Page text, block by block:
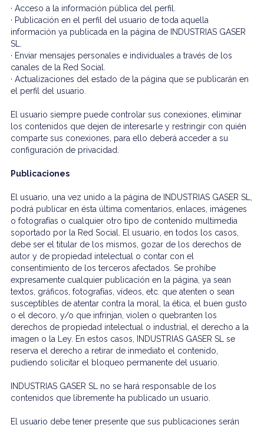
· Acceso a la información pública del perfil.
· Publicación en el perfil del usuario de toda aquella
información ya publicada en la página de INDUSTRIAS GASER
SL.
· Enviar mensajes personales e individuales a través de los
canales de la Red Social.
· Actualizaciones del estado de la página que se publicarán en
el perfil del usuario.
El usuario siempre puede controlar sus conexiones, eliminar
los contenidos que dejen de interesarle y restringir con quién
comparte sus conexiones, para ello deberá acceder a su
configuración de privacidad.
Publicaciones
El usuario, una vez unido a la página de INDUSTRIAS GASER SL,
podrá publicar en ésta última comentarios, enlaces, imágenes
o fotografías o cualquier otro tipo de contenido multimedia
soportado por la Red Social. El usuario, en todos los casos,
debe ser el titular de los mismos, gozar de los derechos de
autor y de propiedad intelectual o contar con el
consentimiento de los terceros afectados. Se prohíbe
expresamente cualquier publicación en la página, ya sean
textos, gráficos, fotografías, vídeos, etc. que atenten o sean
susceptibles de atentar contra la moral, la ética, el buen gusto
o el decoro, y/o que infrinjan, violen o quebranten los
derechos de propiedad intelectual o industrial, el derecho a la
imagen o la Ley. En estos casos, INDUSTRIAS GASER SL se
reserva el derecho a retirar de inmediato el contenido,
pudiendo solicitar el bloqueo permanente del usuario.
INDUSTRIAS GASER SL no se hará responsable de los
contenidos que libremente ha publicado un usuario.
El usuario debe tener presente que sus publicaciones serán